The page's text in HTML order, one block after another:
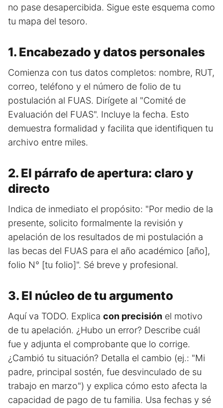
no pase desapercibida. Sigue este esquema como
tu mapa del tesoro.
1. Encabezado y datos personales
Comienza con tus datos completos: nombre, RUT,
correo, teléfono y el número de folio de tu
postulación al FUAS. Dirígete al "Comité de
Evaluación del FUAS". Incluye la fecha. Esto
demuestra formalidad y facilita que identifiquen tu
archivo entre miles.
2. El párrafo de apertura: claro y
directo
Indica de inmediato el propósito: "Por medio de la
presente, solicito formalmente la revisión y
apelación de los resultados de mi postulación a
las becas del FUAS para el año académico [año],
folio N° [tu folio]". Sé breve y profesional.
3. El núcleo de tu argumento
Aquí va TODO. Explica con precisión el motivo
de tu apelación. ¿Hubo un error? Describe cuál
fue y adjunta el comprobante que lo corrige.
¿Cambió tu situación? Detalla el cambio (ej.: "Mi
padre, principal sostén, fue desvinculado de su
trabajo en marzo") y explica cómo esto afecta la
capacidad de pago de tu familia. Usa fechas y sé